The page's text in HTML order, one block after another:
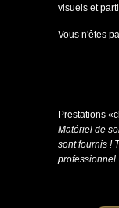
visuels et
Vous n'êtes
Prestations
Matériel de
sont fournis !
professionnel.